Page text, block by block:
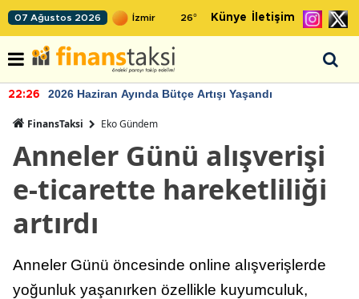
07 Ağustos 2026 26° Künye İletişim
22:26 2026 Haziran Ayında Bütçe Artışı Yaşandı
FinansTaksi Eko Gündem
Anneler Günü alışverişi
e-ticarette hareketliliği
artırdı
Anneler Günü öncesinde online alışverişlerde
yoğunluk yaşanırken özellikle kuyumculuk,